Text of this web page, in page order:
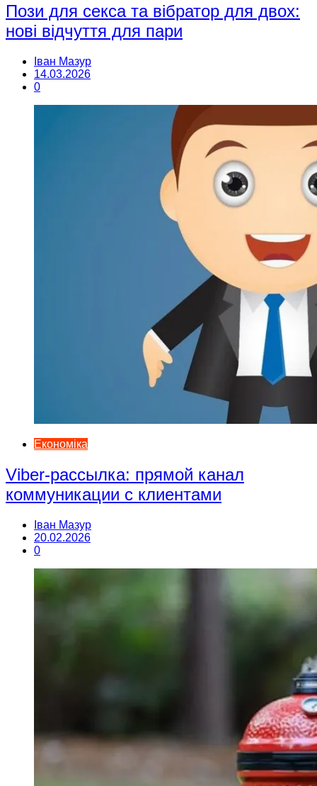
Пози для секса та вібратор для двох:
нові відчуття для пари
Іван Мазур
14.03.2026
0
Економіка
Viber-рассылка: прямой канал
коммуникации с клиентами
Іван Мазур
20.02.2026
0